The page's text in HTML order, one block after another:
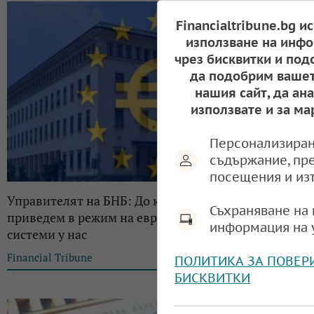
Управителят на БНБ: До края на 2025 г. трябва да
приведем в режим на еврозона платежните
системи у нас
Financial Tribune 16:59, 04.06.2025
Financialtribune.bg
използване на
чрез бисквитки и
да подобрим
нашия сайт, да
използвате и за
съдържание,
посещения и
Съхраняване
информация на
ПОЛИТИКА ЗА
БИСКВИТКИ